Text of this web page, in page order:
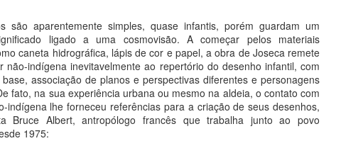
são aparentemente simples, quase infantis, porém guardam um
ligado a uma cosmovisão. A começar pelos materiais
caneta hidrográfica, lápis de cor e papel, a obra de Joseca remete
não-indígena inevitavelmente ao repertório do desenho infantil, com
associação de planos e perspectivas diferentes e personagens
fato, na sua experiência urbana ou mesmo na aldeia, o contato com
indígena lhe forneceu referências para a criação de seus desenhos,
Bruce Albert, antropólogo francês que trabalha junto ao povo
1975:
Sua visita a Paris será
principais museus da
prima, decifrar seu
passam despercebidos
vai lhe proporcionar mais
discreto sorriso como
compreende. Não precisa